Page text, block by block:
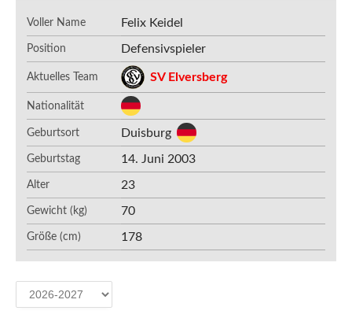
Voller Name Felix Keidel
Position Defensivspieler
Aktuelles Team SV Elversberg
Nationalität
Geburtsort Duisburg
Geburtstag 14. Juni 2003
Alter 23
Gewicht (kg) 70
Größe (cm) 178